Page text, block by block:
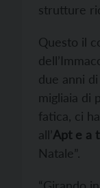
strutture
Questo il
due anni
migliaia di
fatica, ci
all’Apt e a
Natale”.